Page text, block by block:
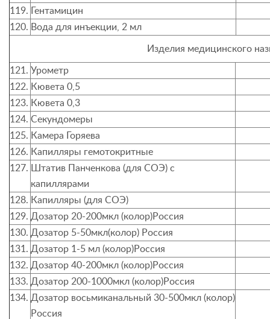
119. Гентамицин
120. Вода для инъекции, 2 мл
Изделия медицинского
121. Урометр
122. Кювета 0,5
123. Кювета 0,3
124. Секундомеры
125. Камера Горяева
126. Капилляры гемотокритные
127.
Штатив Панченкова (для СОЭ) с
капиллярами
128. Капилляры (для СОЭ)
129. Дозатор 20-200мкл (колор)Россия
130. Дозатор 5-50мкл(колор) Россия
131. Дозатор 1-5 мл (колор)Россия
132. Дозатор 40-200мкл (колор)Россия
133. Дозатор 200-1000мкл (колор)Россия
134. Дозатор восьмиканальный 30-500мкл (колор)
Россия